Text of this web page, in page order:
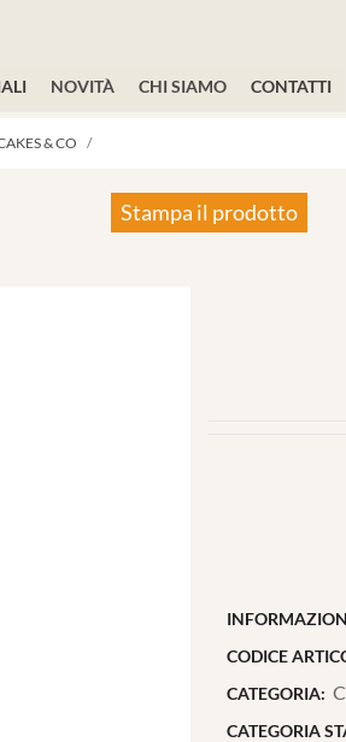
NOVITÀ CHI SIAMO CONTATTI
& CO
Stampa il prodotto
CODICE
CATEGORIA:
CATEGORIA